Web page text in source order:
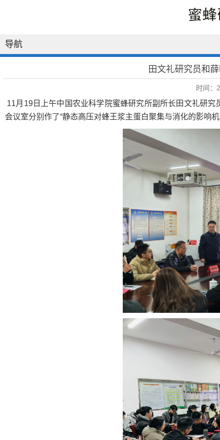
导航
田文礼研究员和
时间：
11月 19日上午中国农业科学院蜜蜂研究所副所长田文礼研
会议室分别作了“静态高压对蜂王浆主蛋白聚集与消化的影响